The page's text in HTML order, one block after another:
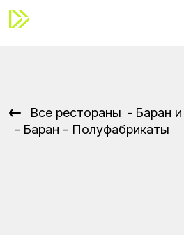
Все рестораны
Баран
Баран - Полуфабрикаты